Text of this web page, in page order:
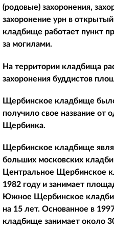
(родовые) захоронения,
захоронение урн в
кладбище работает пункт
за могилами.
На территории кладбища
захоронения буддистов
Щербинское кладбище
получило свое название от
Щербинка.
Щербинское кладбище
больших московских
Центральное Щербинское
1982 году и занимает
Южное Щербинское
на 15 лет. Основанное в
кладбище занимает около